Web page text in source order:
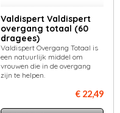
Valdispert Valdispert
overgang totaal (60
dragees)
Valdispert Overgang Totaal is
een natuurlijk middel om
vrouwen die in de overgang
zijn te helpen.
€ 22,49